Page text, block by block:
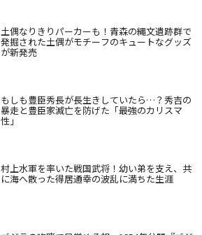
土偶なりきりパーカーも！青森の縄文遺跡群で
発掘された土偶がモチーフのキュートなグッズ
が新発売
もしも豊臣秀長が長生きしていたら…？秀吉の
暴走と豊臣家滅亡を防げた「最強のカリスマ
性」
村上水軍を率いた戦国武将！幼い弟を支え、共
に海へ散った得居通幸の波乱に満ちた生涯